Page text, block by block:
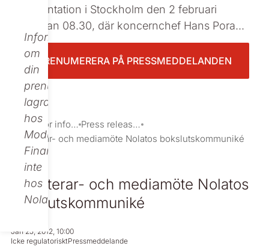
Informationen
om
din
prenumeration
lagras
hos
Modular
Finance,
inte
hos
Nolato.
presentation i Stockholm den 2 februari
klockan 08.30, där koncernchef Hans Pora...
PRENUMERERA PÅ PRESSMEDDELANDEN
Investor information
Press releases
Investerar- och mediamöte Nolatos bokslutskommuniké
Investerar- och mediamöte Nolatos
bokslutskommuniké
Jan 25, 2012, 10:00
Icke regulatorisktPressmeddelande